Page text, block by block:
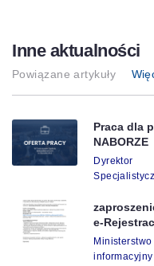
Inne aktualności
Powiązane artykuły
Praca dla
NABORZE
Dyrektor
e-